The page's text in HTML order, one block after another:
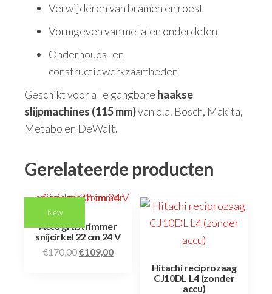
Verwijderen van bramen en roest
Vormgeven van metalen onderdelen
Onderhouds- en
constructiewerkzaamheden
Geschikt voor alle gangbare haakse
slijpmachines (115 mm)van o.a. Bosch, Makita,
Metabo en DeWalt.
Gerelateerde producten
New
Accu grastrimmer
snijcirkel 22 cm 24 V
€170,00€109,00
Hitachi reciprozaag
CJ10DL L4 (zonder
accu)